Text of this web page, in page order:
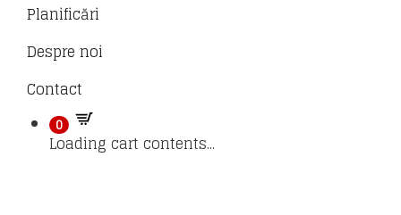
Planificări
Despre noi
Contact
0
Loading cart contents...